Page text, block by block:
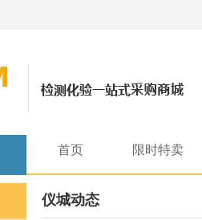
首页 限时特卖
仪城动态